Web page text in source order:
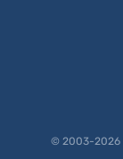
© 2003-2026